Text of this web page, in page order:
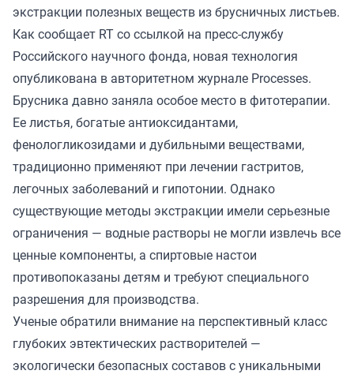
экстракции полезных веществ из брусничных листьев.
Как сообщает RT со ссылкой на пресс-службу
Российского научного фонда, новая технология
опубликована в авторитетном журнале Processes.
Брусника давно заняла особое место в фитотерапии.
Ее листья, богатые антиоксидантами,
фенологликозидами и дубильными веществами,
традиционно применяют при лечении гастритов,
легочных заболеваний и гипотонии. Однако
существующие методы экстракции имели серьезные
ограничения — водные растворы не могли извлечь все
ценные компоненты, а спиртовые настои
противопоказаны детям и требуют специального
разрешения для производства.
Ученые обратили внимание на перспективный класс
глубоких эвтектических растворителей —
экологически безопасных составов с уникальными